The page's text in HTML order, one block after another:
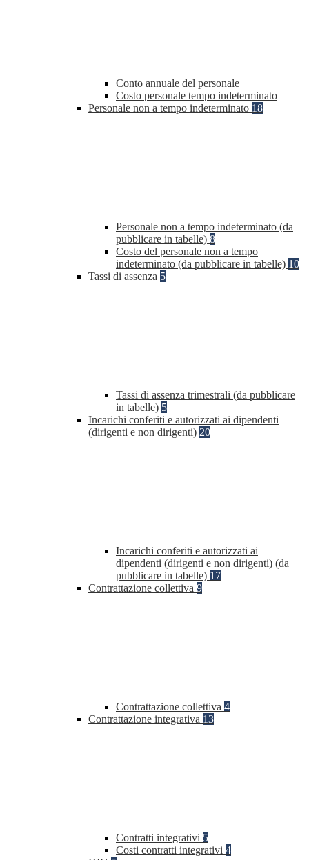
Conto annuale del personale
Costo personale tempo indeterminato
Personale non a tempo indeterminato 18
Personale non a tempo indeterminato (da
pubblicare in tabelle) 8
Costo del personale non a tempo
indeterminato (da pubblicare in tabelle) 10
Tassi di assenza 5
Tassi di assenza trimestrali (da pubblicare
in tabelle) 5
Incarichi conferiti e autorizzati ai dipendenti
(dirigenti e non dirigenti) 20
Incarichi conferiti e autorizzati ai
dipendenti (dirigenti e non dirigenti) (da
pubblicare in tabelle) 17
Contrattazione collettiva 9
Contrattazione collettiva 4
Contrattazione integrativa 13
Contratti integrativi 5
Costi contratti integrativi 4